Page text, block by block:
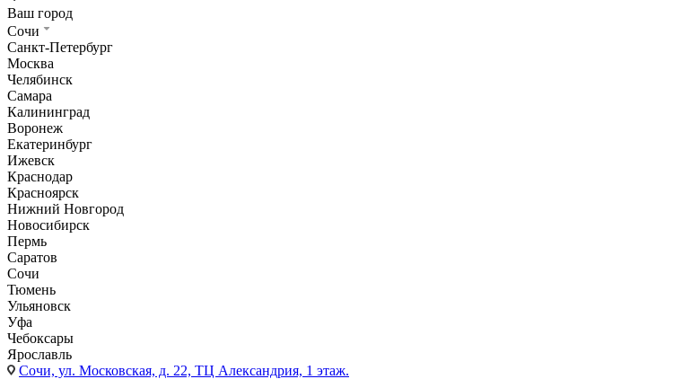
Ваш город
Сочи
Санкт-Петербург
Москва
Челябинск
Самара
Калининград
Воронеж
Екатеринбург
Ижевск
Краснодар
Красноярск
Нижний Новгород
Новосибирск
Пермь
Саратов
Сочи
Тюмень
Ульяновск
Уфа
Чебоксары
Ярославль
Сочи, ул. Московская, д. 22, ТЦ Александрия, 1 этаж.